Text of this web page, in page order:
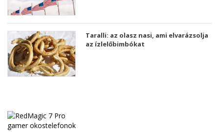
Taralli: az olasz nasi, ami elvarázsolja
az ízlelőbimbókat